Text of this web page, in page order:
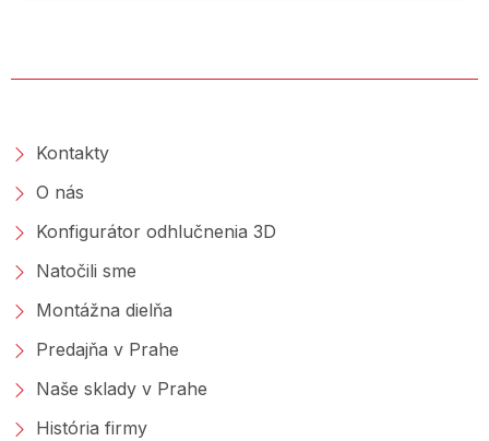
Kontakty
O nás
Konfigurátor odhlučnenia 3D
Natočili sme
Montážna dielňa
Predajňa v Prahe
Naše sklady v Prahe
História firmy